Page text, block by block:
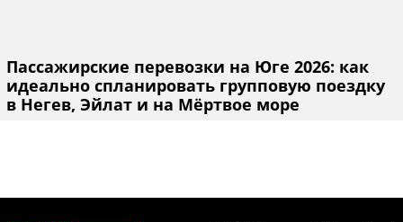
Пассажирские перевозки на Юге 2026: как
идеально спланировать групповую поездку
в Негев, Эйлат и на Мёртвое море